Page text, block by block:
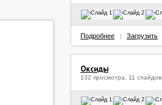
Подробнее Загрузить
Оксиды
132 просмотра, 11 слайдов